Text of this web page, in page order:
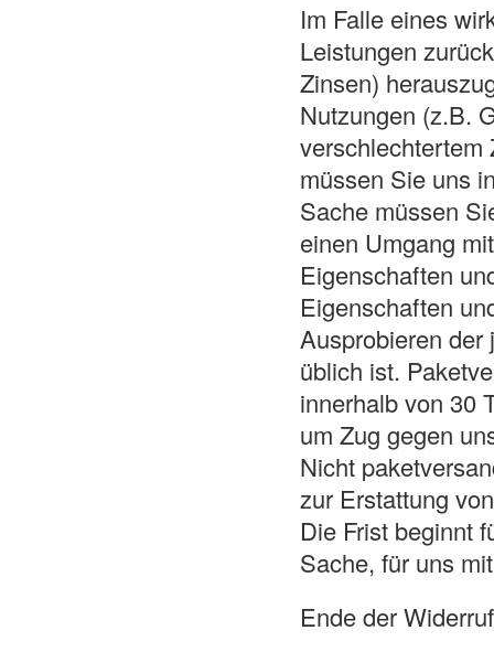
Im Falle eines
Leistungen
Zinsen)
Nutzungen (z.B.
verschlechtertem
müssen Sie uns
Sache müssen
einen Umgang
Eigenschaften
Eigenschaften
Ausprobieren
üblich ist.
innerhalb von 30
um Zug gegen
Nicht
zur Erstattung
Die Frist beginnt
Sache, für uns
Ende der